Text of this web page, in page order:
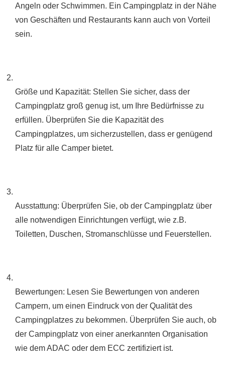
Angeln oder Schwimmen. Ein Campingplatz in der Nähe
von Geschäften und Restaurants kann auch von Vorteil
sein.
Größe und Kapazität: Stellen Sie sicher, dass der
Campingplatz groß genug ist, um Ihre Bedürfnisse zu
erfüllen. Überprüfen Sie die Kapazität des
Campingplatzes, um sicherzustellen, dass er genügend
Platz für alle Camper bietet.
Ausstattung: Überprüfen Sie, ob der Campingplatz über
alle notwendigen Einrichtungen verfügt, wie z.B.
Toiletten, Duschen, Stromanschlüsse und Feuerstellen.
Bewertungen: Lesen Sie Bewertungen von anderen
Campern, um einen Eindruck von der Qualität des
Campingplatzes zu bekommen. Überprüfen Sie auch, ob
der Campingplatz von einer anerkannten Organisation
wie dem ADAC oder dem ECC zertifiziert ist.